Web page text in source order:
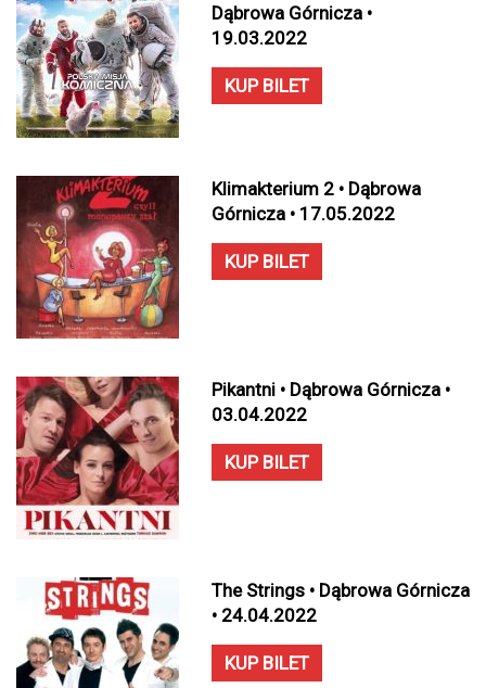
Dąbrowa Górnicza •
19.03.2022
KUP BILET
Klimakterium 2 • Dąbrowa
Górnicza • 17.05.2022
KUP BILET
Pikantni • Dąbrowa Górnicza •
03.04.2022
KUP BILET
The Strings • Dąbrowa Górnicza
• 24.04.2022
KUP BILET